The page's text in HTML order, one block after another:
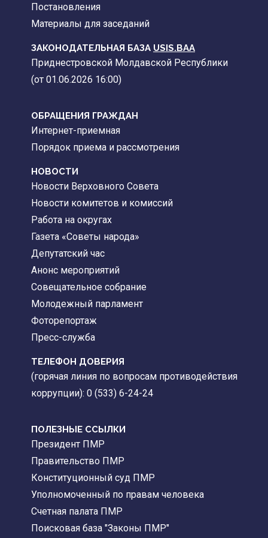
Постановления
Материалы для заседаний
ЗАКОНОДАТЕЛЬНАЯ БАЗА USIS.BAA
Приднестровской Молдавской Республики
(от 01.06.2026 16:00)
ОБРАЩЕНИЯ ГРАЖДАН
Интернет-приемная
Порядок приема и рассмотрения
НОВОСТИ
Новости Верховного Совета
Новости комитетов и комиссий
Работа на округах
Газета «Советы народа»
Депутатский час
Анонс мероприятий
Совещательное собрание
Молодежный парламент
Фоторепортаж
Пресс-служба
ТЕЛЕФОН ДОВЕРИЯ
(горячая линия по вопросам противодействия
коррупции): 0 (533) 6-24-24
ПОЛЕЗНЫЕ ССЫЛКИ
Президент ПМР
Правительство ПМР
Конституционный суд ПМР
Уполномоченный по правам человека
Счетная палата ПМР
Поисковая база "Законы ПМР"